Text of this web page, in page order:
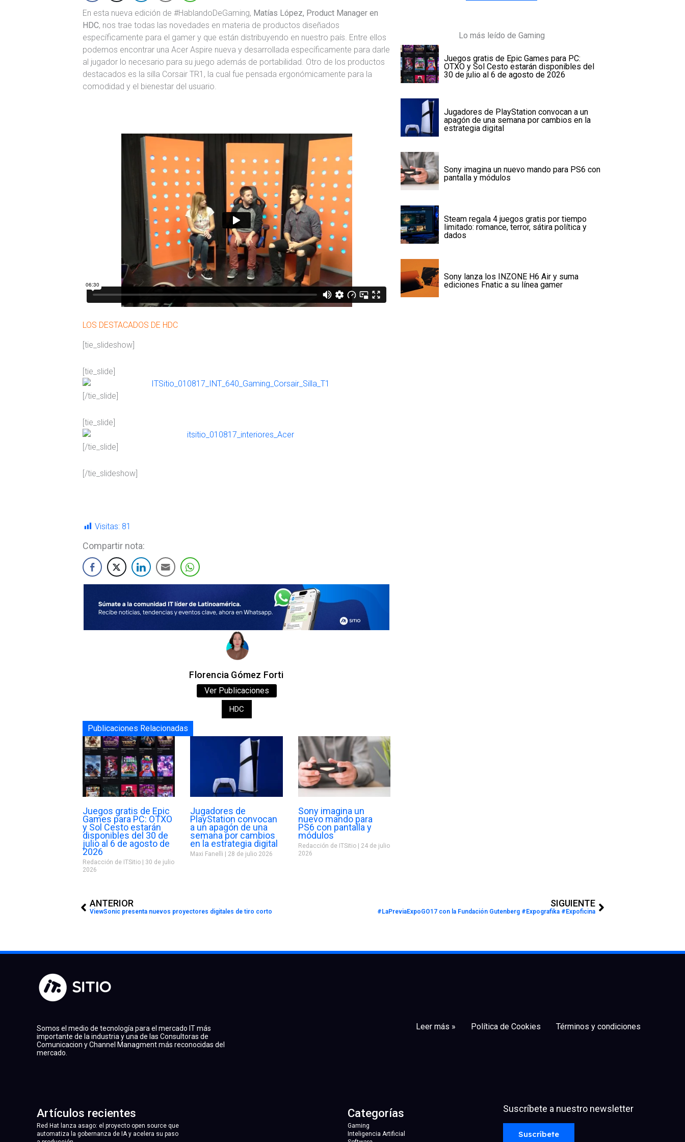
En esta nueva edición de #HablandoDeGaming, Matías López, Product Manager en
HDC, nos trae todas las novedades en materia de productos diseñados
específicamente para el gamer y que están distribuyendo en nuestro país. Entre ellos
podemos encontrar una Acer Aspire nueva y desarrollada específicamente para darle
al jugador lo necesario para su juego además de portabilidad. Otro de los productos
destacados es la silla Corsair TR1, la cual fue pensada ergonómicamente para la
comodidad y el bienestar del usuario.
LOS DESTACADOS DE HDC
[tie_slideshow]
[tie_slide]
[/tie_slide]
[tie_slide]
[/tie_slide]
[/tie_slideshow]
Visitas: 81
Compartir nota:
Florencia Gómez Forti
Ver Publicaciones
HDC
Publicaciones Relacionadas
Juegos gratis de Epic
Games para PC: OTXO
y Sol Cesto estarán
disponibles del 30 de
julio al 6 de agosto de
2026
Redacción de ITSitio
30 de julio
2026
Jugadores de
PlayStation convocan
a un apagón de una
semana por cambios
en la estrategia digital
Maxi Fanelli 28 de julio 2026
Sony imagina un
nuevo mando para
PS6 con pantalla y
módulos
Redacción de ITSitio
24 de julio
2026
Lo más leído de Gaming
Juegos gratis de Epic Games para PC:
OTXO y Sol Cesto estarán disponibles del
30 de julio al 6 de agosto de 2026
Jugadores de PlayStation convocan a un
apagón de una semana por cambios en la
estrategia digital
Sony imagina un nuevo mando para PS6 con
pantalla y módulos
Steam regala 4 juegos gratis por tiempo
limitado: romance, terror, sátira política y
dados
Sony lanza los INZONE H6 Air y suma
ediciones Fnatic a su línea gamer
ANTERIOR
ViewSonic presenta nuevos proyectores digitales de tiro corto
SIGUIENTE
#LaPreviaExpoGO17 con la Fundación Gutenberg #Expografika #Expoficina
Somos el medio de tecnología para el mercado IT más
importante de la industria y una de las Consultoras de
Comunicacion y Channel Managment más reconocidas del
mercado.
Leer más » Política de Cookies Términos y condiciones
Artículos recientes
Red Hat lanza asago: el proyecto open source que
automatiza la gobernanza de IA y acelera su paso
Categorías
Gaming
Inteligencia Artificial
Suscríbete a nuestro newsletter
Suscríbete
facebook
x linkedinyoutubeinstagram
spotify